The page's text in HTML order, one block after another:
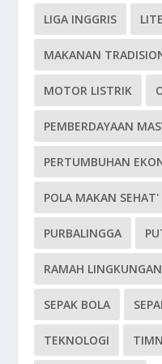
LIGA INGGRIS
MAKANAN
MOTOR LISTRIK
PEMBERDAYAAN
PERTUMBUHAN
POLA MAKAN SEHAT'
PURBALINGGA
RAMAH LINGKUNGAN
SEPAK BOLA
TEKNOLOGI